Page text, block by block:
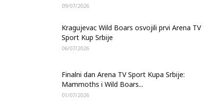
09/07/2026
Kragujevac Wild Boars osvojili prvi Arena TV
Sport Kup Srbije
06/07/2026
Finalni dan Arena TV Sport Kupa Srbije:
Mammoths i Wild Boars...
01/07/2026